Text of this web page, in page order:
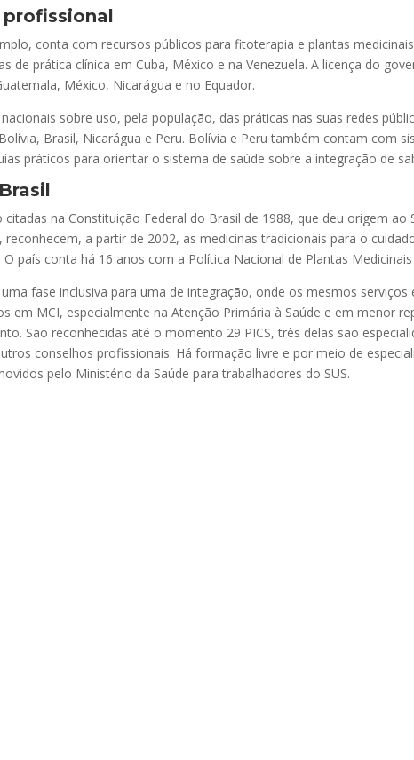
conta com recursos públicos para fitoterapia e plantas
de prática clínica em Cuba, México e na Venezuela. A licença do
México, Nicarágua e no Equador.
sobre uso, pela população, das práticas nas suas redes
Brasil, Nicarágua e Peru. Bolívia e Peru também contam com
práticos para orientar o sistema de saúde sobre a integração de
na Constituição Federal do Brasil de 1988, que deu origem ao
a partir de 2002, as medicinas tradicionais para o
país conta há 16 anos com a Política Nacional de Plantas
fase inclusiva para uma de integração, onde os mesmos
em MCI, especialmente na Atenção Primária à Saúde e em menor
São reconhecidas até o momento 29 PICS, três delas são
conselhos profissionais. Há formação livre e por meio de
pelo Ministério da Saúde para trabalhadores do SUS.